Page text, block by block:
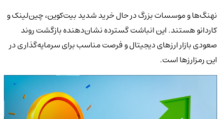
نهنگ‌ها و موسسات بزرگ در حال خرید شدید بیت‌کوین، چین‌لینک و
کاردانو هستند. این انباشت گسترده نشان‌دهنده بازگشت روند
صعودی بازار ارزهای دیجیتال و فرصت مناسب برای سرمایه‌گذاری در
این رمزارزها است.